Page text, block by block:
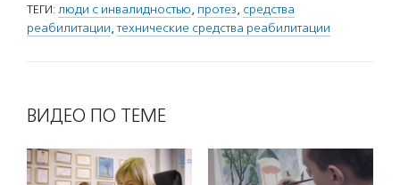
ТЕГИ: люди с инвалидностью, протез, средства
реабилитации,технические средства реабилитации
ВИДЕО ПО ТЕМЕ